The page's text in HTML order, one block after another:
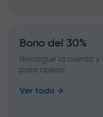
Bono del 30%
Recargue la cuenta
para operar
Ver todo